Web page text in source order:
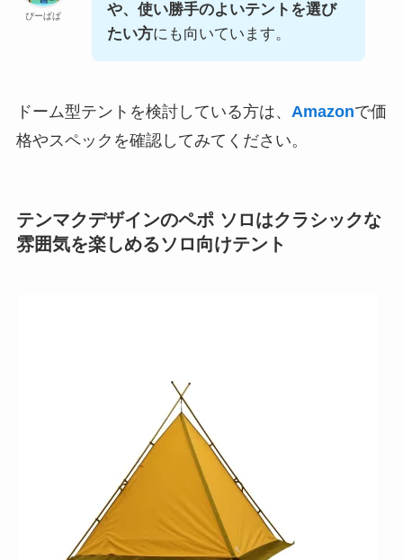
ぴーぱぱ
や、使い勝手のよいテントを選び
たい方にも向いています。
ドーム型テントを検討している方は、 Amazonで価
格やスペックを確認してみてください。
テンマクデザインのペポ ソロはクラシックな
雰囲気を楽しめるソロ向けテント